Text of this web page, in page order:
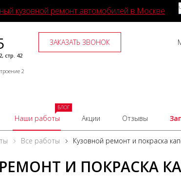
кузовной ремонт автомобилей в Москве
стр. 42
2
ЗАКАЗАТЬ ЗВОНОК
Наши работы
БЛОГ
Акции Отзывы
Все работы Кузовной ремонт и покраска
И ПОКРАСКА